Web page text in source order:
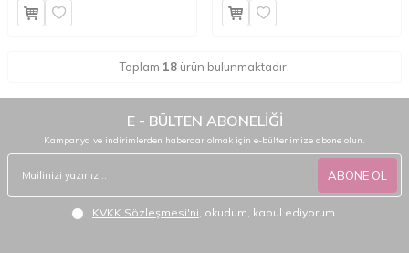
Toplam 18 ürün bulunmaktadır.
E - BÜLTEN ABONELİĞİ
Kampanya ve indirimlerden haberdar olmak için e-bültenimize abone olun.
ABONE OL
KVKK Sözleşmesi'ni, okudum, kabul ediyorum.